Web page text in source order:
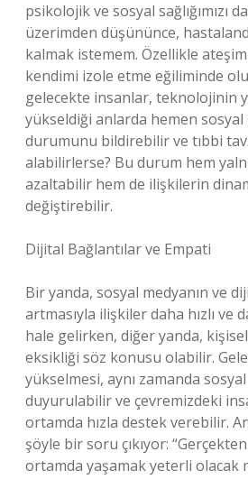
psikolojik ve sosyal sağlığımızı
üzerimden düşününce,
kalmak istemem. Özellikle
kendimi izole etme eğiliminde
gelecekte insanlar, teknolojinin
yükseldiği anlarda hemen sosyal
durumunu bildirebilir ve tıbbi
alabilirlerse? Bu durum hem
azaltabilir hem de ilişkilerin
değiştirebilir.
Dijital Bağlantılar ve Empati
Bir yanda, sosyal medyanın ve
artmasıyla ilişkiler daha hızlı ve
hale gelirken, diğer yanda,
eksikliği söz konusu olabilir.
yükselmesi, aynı zamanda sosyal
duyurulabilir ve çevremizdeki
ortamda hızla destek verebilir.
şöyle bir soru çıkıyor:
ortamda yaşamak yeterli olacak